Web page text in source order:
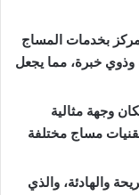
بخدمات المساج
وذوي خبرة، مما يجعل
وجهة مثالية
مساج مختلفة
والهادئة، والذي